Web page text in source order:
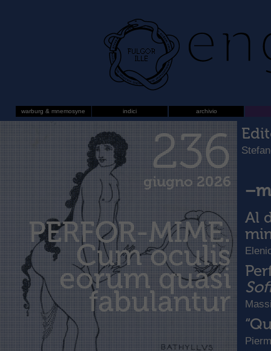
warburg & mnemosyne indici archivio
236
giugno 2026
PERFOR-MIME.
Cum oculis
eorum quasi
fabulantur
Al